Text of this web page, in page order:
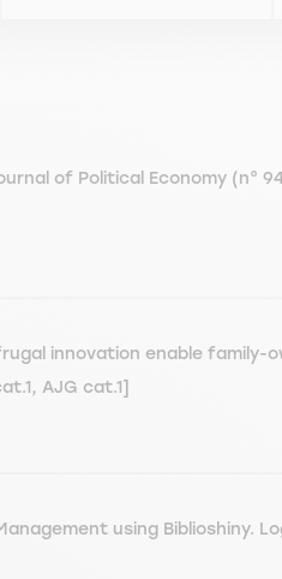
of Political Economy (n°
frugal innovation enable
AJG cat.1]
using Biblioshiny.